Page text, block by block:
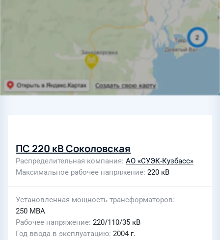
ПС 220 кВ Соколовская
Распределительная компания АО «СУЭК-Кузбасс»
Максимальное рабочее напряжение 220 кВ
Установленная мощность трансформаторов
250 МВА
Рабочее напряжение 220/110/35 кВ
Год ввода в эксплуатацию 2004 г.